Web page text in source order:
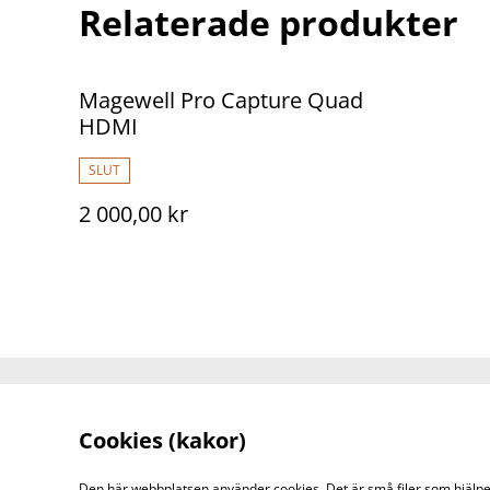
Relaterade produkter
Magewell Pro Capture Quad
HDMI
SLUT
2 000,00 kr
Cookies (kakor)